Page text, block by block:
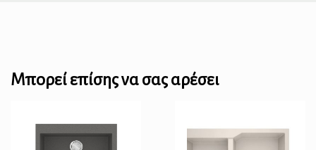
Μπορεί επίσης να σας αρέσει